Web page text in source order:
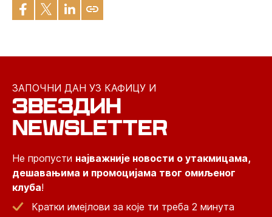
ЗАПОЧНИ ДАН УЗ КАФИЦУ И
ЗВЕЗДИН
NEWSLETTER
Не пропусти најважније новости о утакмицама,
дешавањима и промоцијама твог омиљеног
клуба!
Кратки имејлови за које ти треба 2 минута